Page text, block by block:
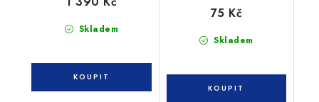
Skladem
Skladem
75 Kč